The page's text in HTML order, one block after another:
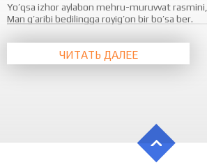
Yo’qsa izhor aylabon mehru-muruvvat rasmini,
Man g’aribi bedilingga royig’on bir bo’sa ber.
Shakkaristoni labingdin har zamon bir bo’sa ber.
ЧИТАТЬ ДАЛЕЕ